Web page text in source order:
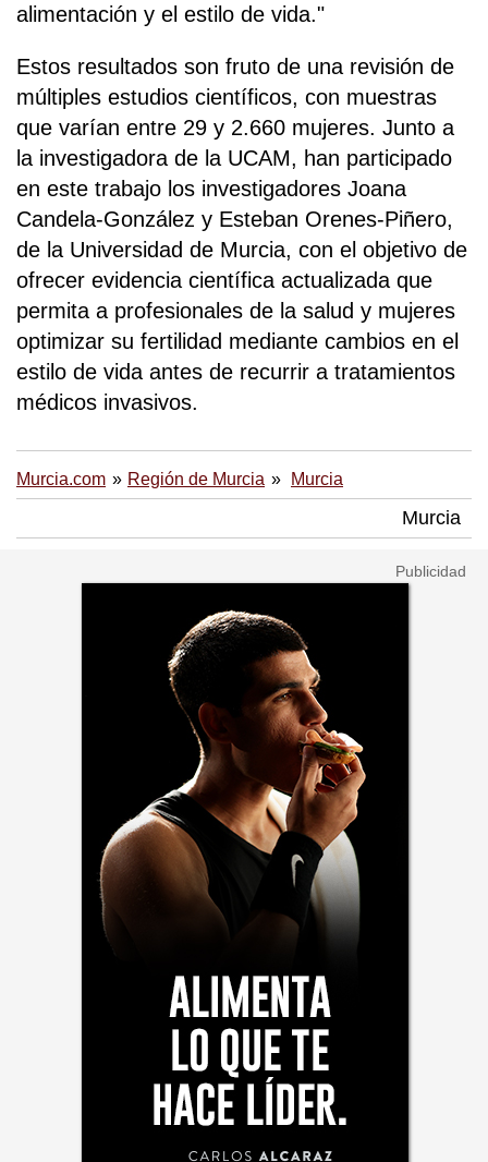
alimentación y el estilo de vida."
Estos resultados son fruto de una revisión de
múltiples estudios científicos, con muestras
que varían entre 29 y 2.660 mujeres. Junto a
la investigadora de la UCAM, han participado
en este trabajo los investigadores Joana
Candela-González y Esteban Orenes-Piñero,
de la Universidad de Murcia, con el objetivo de
ofrecer evidencia científica actualizada que
permita a profesionales de la salud y mujeres
optimizar su fertilidad mediante cambios en el
estilo de vida antes de recurrir a tratamientos
médicos invasivos.
Murcia.com Región de Murcia Murcia
Murcia